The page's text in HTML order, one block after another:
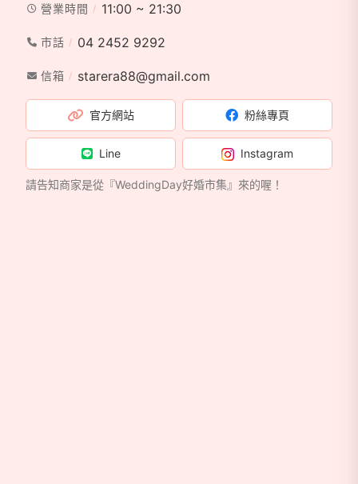
海鮮宴席，融合無國界料理手法，呈現精彩可期的星級
美味；掌握美味的精髓，自信呈上每一道精彩之作，就
除了婚宴桌菜 , 星時代也提供精緻套餐、5 人合菜、多
樣單點等多種選擇，三五好友亦能享受金牌廚師現場烹
調的美味佳餚。
營業時間 11:00 ~ 21:30
市話 04 2452 9292
信箱 starera88@gmail.com
官方網站 粉絲專頁
Line Instagram
請告知商家是從『WeddingDay好婚市集』來的喔！